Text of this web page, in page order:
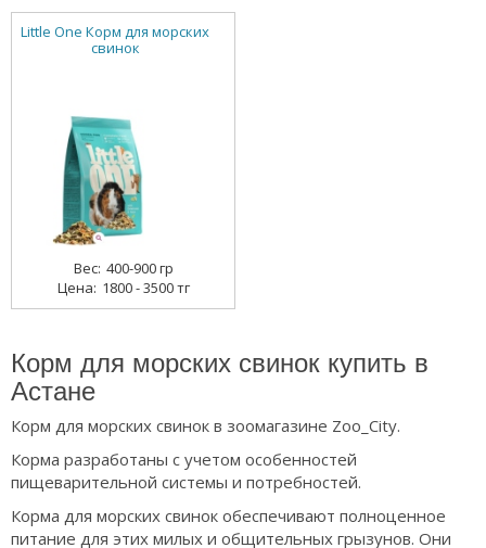
Little One Корм для морских
свинок
400-900 гр
1800 - 3500 тг
Корм для морских свинок купить в
Астане
Корм для морских свинок в зоомагазине Zoo_City.
Корма разработаны с учетом особенностей
пищеварительной системы и потребностей.
Корма для морских свинок обеспечивают полноценное
питание для этих милых и общительных грызунов. Они